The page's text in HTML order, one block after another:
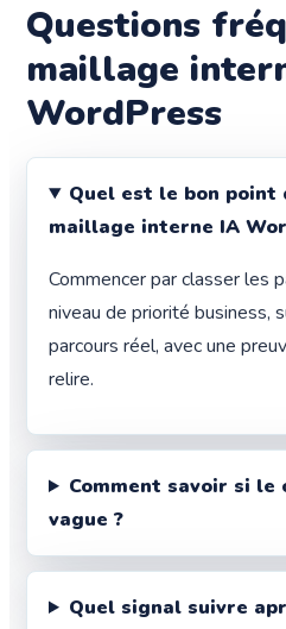
Questions
maillage
WordPress
Quel est le bon point
maillage interne IA
Commencer par classer les
niveau de priorité business,
parcours réel, avec une
relire.
Comment savoir si
vague ?
Quel signal suivre